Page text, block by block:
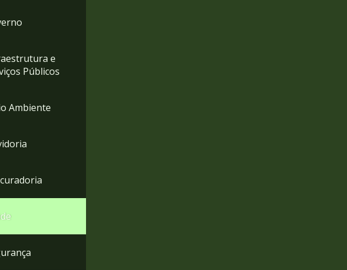
e
Públicos
Ambiente